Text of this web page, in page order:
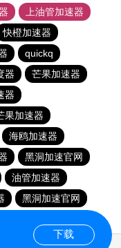
上油管加速器
快橙加速器
quickq
器
芒果加速器
器
果加速器
海鸥加速器
黑洞加速官网
油管加速器
黑洞加速官网
下载